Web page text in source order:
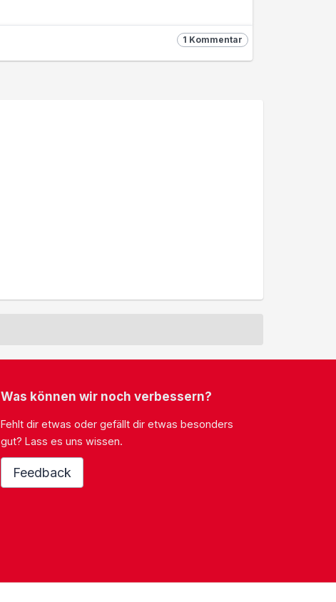
1 Kommentar
Was können wir noch verbessern?
Fehlt dir etwas oder gefällt dir etwas besonders
gut? Lass es uns wissen.
Feedback